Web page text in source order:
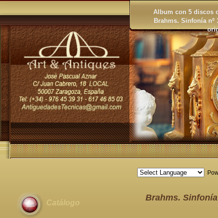
Album con 5 discos
Brahms. Sinfonía nº
Catálogo
Brahms.